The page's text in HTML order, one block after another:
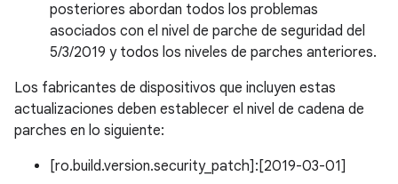
posteriores abordan todos los problemas
asociados con el nivel de parche de seguridad del
5/3/2019 y todos los niveles de parches anteriores.
Los fabricantes de dispositivos que incluyen estas
actualizaciones deben establecer el nivel de cadena de
parches en lo siguiente:
[ro.build.version.security_patch]:[2019-03-01]